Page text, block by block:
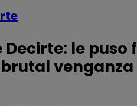
Decirte: le
venganza